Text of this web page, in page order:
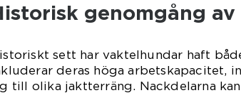
genomgång
sett har vaktelhundar haft
deras höga arbetskapacitet,
till olika jaktterräng. Nackdelarna